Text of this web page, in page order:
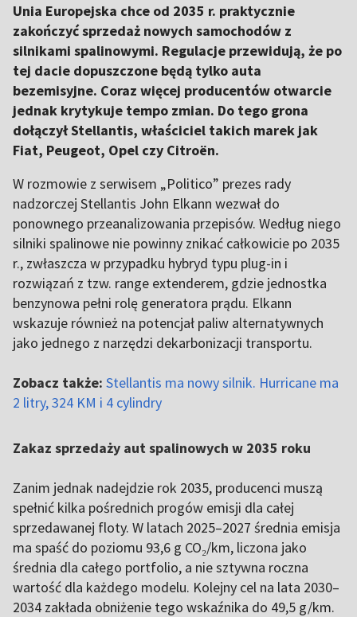
Unia Europejska chce od 2035 r. praktycznie
zakończyć sprzedaż nowych samochodów z
silnikami spalinowymi. Regulacje przewidują, że po
tej dacie dopuszczone będą tylko auta
bezemisyjne. Coraz więcej producentów otwarcie
jednak krytykuje tempo zmian. Do tego grona
dołączył Stellantis, właściciel takich marek jak
Fiat, Peugeot, Opel czy Citroën.
W rozmowie z serwisem „Politico” prezes rady
nadzorczej Stellantis John Elkann wezwał do
ponownego przeanalizowania przepisów. Według niego
silniki spalinowe nie powinny znikać całkowicie po 2035
r., zwłaszcza w przypadku hybryd typu plug-in i
rozwiązań z tzw. range extenderem, gdzie jednostka
benzynowa pełni rolę generatora prądu. Elkann
wskazuje również na potencjał paliw alternatywnych
jako jednego z narzędzi dekarbonizacji transportu.
Zobacz także: Stellantis ma nowy silnik. Hurricane ma
2 litry, 324 KM i 4 cylindry
Zakaz sprzedaży aut spalinowych w 2035 roku
Zanim jednak nadejdzie rok 2035, producenci muszą
spełnić kilka pośrednich progów emisji dla całej
sprzedawanej floty. W latach 2025–2027 średnia emisja
ma spaść do poziomu 93,6 g CO₂/km, liczona jako
średnia dla całego portfolio, a nie sztywna roczna
wartość dla każdego modelu. Kolejny cel na lata 2030–
2034 zakłada obniżenie tego wskaźnika do 49,5 g/km.